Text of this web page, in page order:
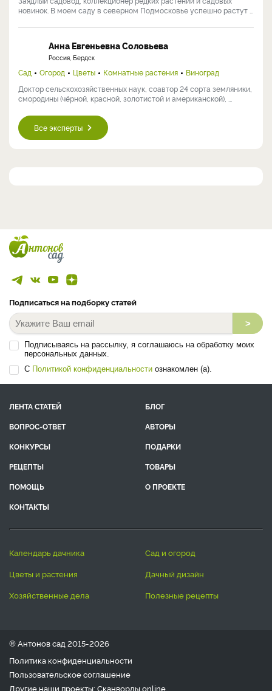
новинок. В моем саду в северном Подмосковье успешно растут ...
Анна Евгеньевна Соловьева
Россия, Бердск
Сад Огород Цветы Комнатные растения
Виноград
Доктор сельскохозяйственных наук, соавтор 24 сорта земляники,
смородины (чёрной, красной, золотистой и американской), ...
Все эксперты
Подписаться на подборку статей
>
Подписываясь на рассылку, я соглашаюсь на обработку моих
персональных данных.
С Политикой конфиденциальности ознакомлен (а).
ЛЕНТА СТАТЕЙ
БЛОГ
ВОПРОС-ОТВЕТ
АВТОРЫ
КОНКУРСЫ
ПОДАРКИ
РЕЦЕПТЫ
ТОВАРЫ
ПОМОЩЬ
О ПРОЕКТЕ
КОНТАКТЫ
календарь дачника
сад и огород
цветы и растения
дачный дизайн
хозяйственные дела
полезные рецепты
® Антонов сад 2015-2026
Политика конфиденциальности
Пользовательское соглашение
Другие наши проекты: Сканвордыonline